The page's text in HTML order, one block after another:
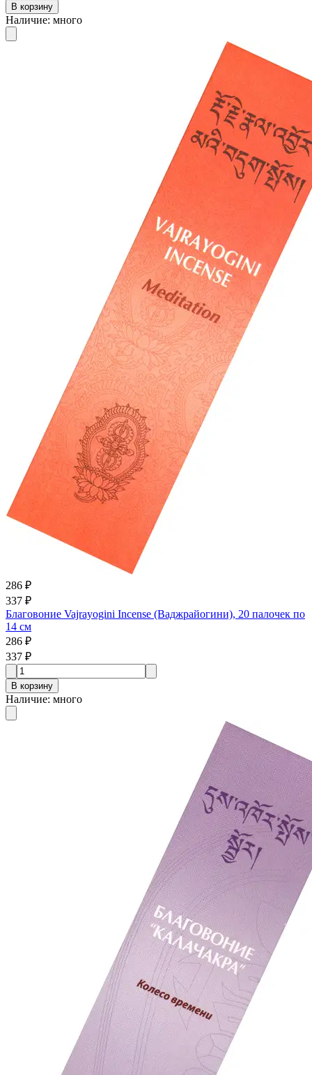
В корзину
Наличие: много
286 ₽
337 ₽
Благовоние Vajrayogini Incense (Ваджрайогини), 20 палочек по
14 см
286 ₽
337 ₽
В корзину
Наличие: много